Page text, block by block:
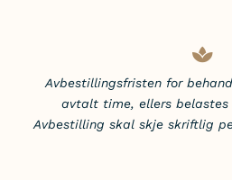
Avbestillingsfristen for
avtalt time, ellers belastes
Avbestilling skal skje skriftlig